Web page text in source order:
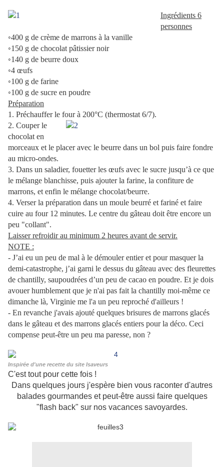
Ingrédients 6
personnes
◦400 g de crème de marrons à la vanille
◦150 g de chocolat pâtissier noir
◦140 g de beurre doux
◦4 œufs
◦100 g de farine
◦100 g de sucre en poudre
Préparation
1. Préchauffer le four à 200°C (thermostat 6/7).
2. Couper le
chocolat en
morceaux et le placer avec le beurre dans un bol puis faire fondre
au micro-ondes.
3. Dans un saladier, fouetter les œufs avec le sucre jusqu’à ce que
le mélange blanchisse, puis ajouter la farine, la confiture de
marrons, et enfin le mélange chocolat/beurre.
4. Verser la préparation dans un moule beurré et fariné et faire
cuire au four 12 minutes. Le centre du gâteau doit être encore un
peu "collant".
Laisser refroidir au minimum 2 heures avant de servir.
NOTE :
- J’ai eu un peu de mal à le démouler entier et pour masquer la
demi-catastrophe, j’ai garni le dessus du gâteau avec des fleurettes
de chantilly, saupoudrées d’un peu de cacao en poudre. Et je dois
avouer humblement que je n'ai pas fait la chantilly moi-même ce
dimanche là, Virginie me l'a un peu reproché d'ailleurs !
- En revanche j'avais ajouté quelques brisures de marrons glacés
dans le gâteau et des marrons glacés entiers pour la déco. Ceci
compense peut-être un peu ma paresse, non ?
Inspirée d'une recette du site Isaveurs
C'est tout pour cette fois !
Dans quelques jours j'espère bien vous raconter d'autres
balades gourmandes et peut-être aussi faire quelques
"flash back" sur nos vacances savoyardes.